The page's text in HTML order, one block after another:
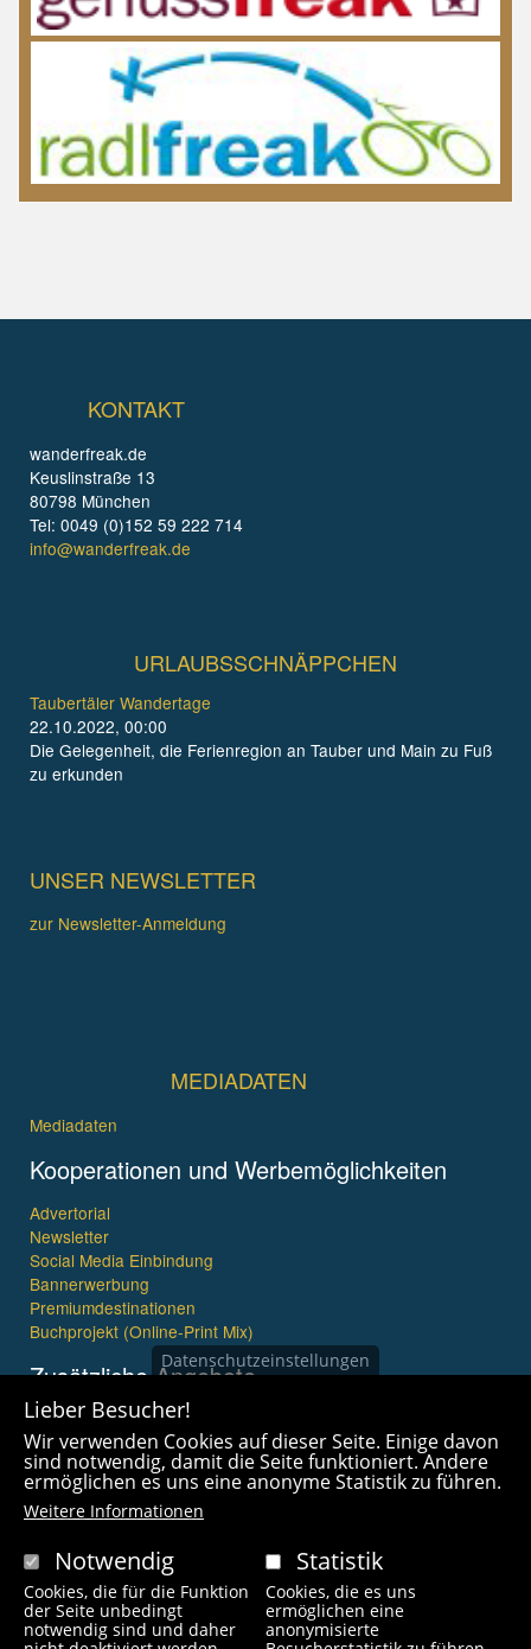
KONTAKT
wanderfreak.de
Keuslinstraße 13
80798 München
Tel: 0049 (0)152 59 222 714
info@wanderfreak.de
URLAUBSSCHNÄPPCHEN
Taubertäler Wandertage
22.10.2022, 00:00
Die Gelegenheit, die Ferienregion an Tauber und Main zu Fuß
zu erkunden
UNSER NEWSLETTER
zur Newsletter-Anmeldung
MEDIADATEN
Mediadaten
Kooperationen und Werbemöglichkeiten
Advertorial
Newsletter
Social Media Einbindung
Bannerwerbung
Premiumdestinationen
Buchprojekt (Online-Print Mix)
Zusätzliche Angebote
Imagefilme und mehr
360° x 360° Fotografie
Copyright © 2021 wanderfreak.de. Alle Rechte vorbehalten.
Datenschutzeinstellungen
Lieber Besucher!
Wir verwenden Cookies auf dieser Seite. Einige davon
sind notwendig, damit die Seite funktioniert. Andere
ermöglichen es uns eine anonyme Statistik zu führen.
Weitere Informationen
Notwendig
Cookies, die für die Funktion
der Seite unbedingt
notwendig sind und daher
Statistik
Cookies, die es uns
ermöglichen eine
anonymisierte